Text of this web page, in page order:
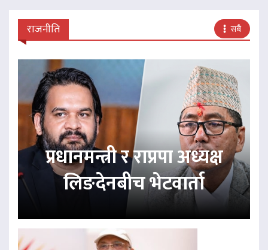
राजनीति सबै
प्रधानमन्त्री र राप्रपा अध्यक्ष
लिङदेनबीच भेटवार्ता